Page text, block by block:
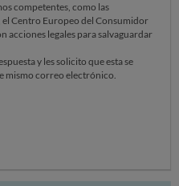
competentes, como las
Centro Europeo del Consumidor
acciones legales para salvaguardar
y les solicito que esta se
mismo correo electrónico.